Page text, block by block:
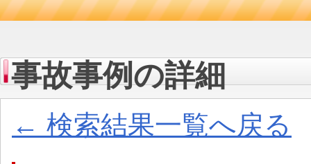
事故事例の詳細
← 検索結果一覧へ戻る